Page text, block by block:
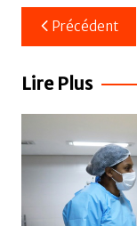
c
e
b
k
itt
er
ail
Navigation
de
l’article
Précédent
Lire Plus